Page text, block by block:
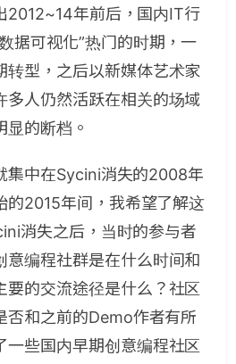
2012~14年前后，国内IT行
据可视化”热门的时期，一
转型，之后以新媒体艺术家
多人仍然活跃在相关的场域
显的断档。
集中在Sycini消失的2008年
的2015年间，我希望了解这
消失之后，当时的参与者
意编程社群是在什么时间和
要的交流途径是什么？社区
否和之前的Demo作者有所
一些国内早期创意编程社区